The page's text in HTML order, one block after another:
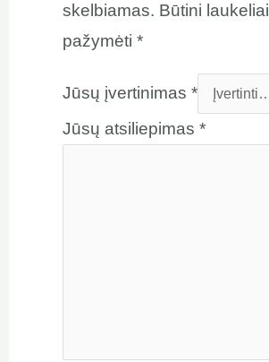
skelbiamas. Būtini laukeliai
pažymėti *
Jūsų įvertinimas *
Jūsų atsiliepimas *